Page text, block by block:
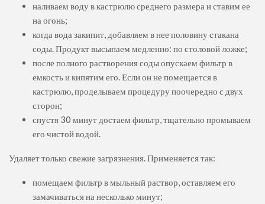
наливаем воду в кастрюлю среднего размера и ставим ее
на огонь;
когда вода закипит, добавляем в нее половину стакана
соды. Продукт высыпаем медленно: по столовой ложке;
после полного растворения соды опускаем фильтр в
емкость и кипятим его. Если он не помещается в
кастрюлю, проделываем процедуру поочередно с двух
сторон;
спустя 30 минут достаем фильтр, тщательно промываем
его чистой водой.
Удаляет только свежие загрязнения. Применяется так:
помещаем фильтр в мыльный раствор, оставляем его
замачиваться на несколько минут;